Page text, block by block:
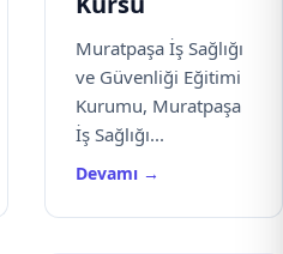
Muratpaşa İş Sağlığı
ve Güvenliği Eğitimi
Kurumu, Muratpaşa
İş Sağlığı...
Devamı →